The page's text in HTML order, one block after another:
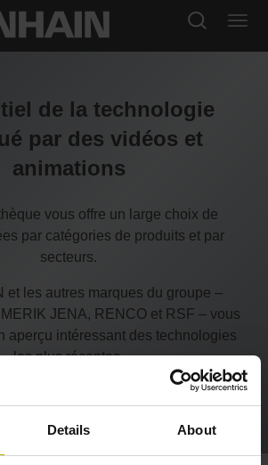
Details About
de la technologie
par des vidéos et
animations
vous offre un large choix de
par catégories de produits et par
secteurs.
et les autres marques du groupe –
JENA, RENCO et RSF – vous
aperçu intéressant des technologies
les plus récentes.